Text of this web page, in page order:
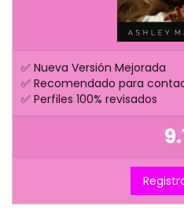
✅ Nueva Versión Mejorada
✅ Recomendado para
✅ Perfiles 100% revisados